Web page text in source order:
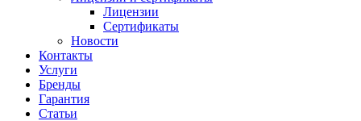
Лицензии
Сертификаты
Новости
Контакты
Услуги
Бренды
Гарантия
Статьи